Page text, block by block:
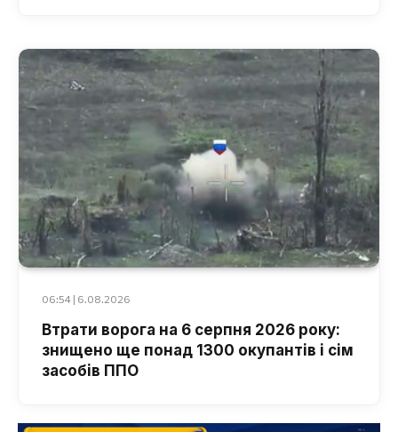
06:54 | 6.08.2026
Втрати ворога на 6 серпня 2026 року:
знищено ще понад 1300 окупантів і сім
засобів ППО